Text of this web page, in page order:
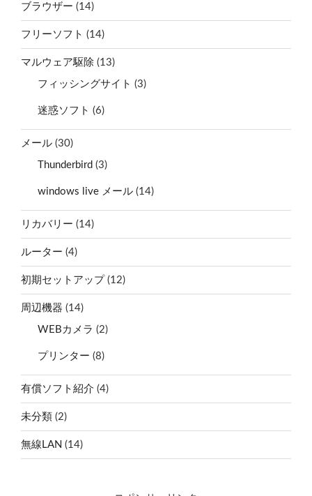
ブラウザー (14)
フリーソフト (14)
マルウェア駆除 (13)
フィッシングサイト (3)
迷惑ソフト (6)
メール (30)
Thunderbird (3)
windows live メール (14)
リカバリー (14)
ルーター (4)
初期セットアップ (12)
周辺機器 (14)
WEBカメラ (2)
プリンター (8)
有償ソフト紹介 (4)
未分類 (2)
無線LAN (14)